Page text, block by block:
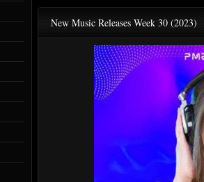
New Music Releases Week 30 (2023)